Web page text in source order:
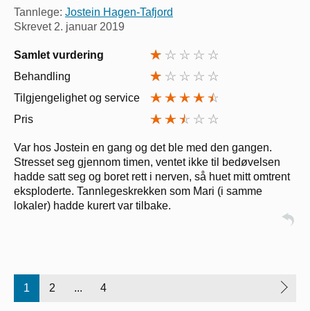
Tannlege: Jostein Hagen-Tafjord
Skrevet 2. januar 2019
Samlet vurdering
Behandling
Tilgjengelighet og service
Pris
Var hos Jostein en gang og det ble med den gangen.
Stresset seg gjennom timen, ventet ikke til bedøvelsen
hadde satt seg og boret rett i nerven, så huet mitt omtrent
eksploderte. Tannlegeskrekken som Mari (i samme
lokaler) hadde kurert var tilbake.
1 2 ... 4